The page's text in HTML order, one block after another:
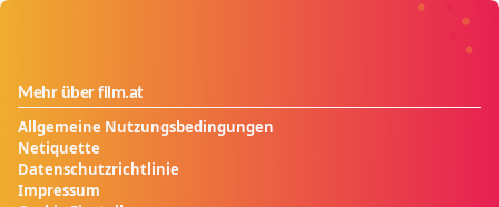
Mehr über film.at
Allgemeine Nutzungsbedingungen
Netiquette
Datenschutzrichtlinie
Impressum